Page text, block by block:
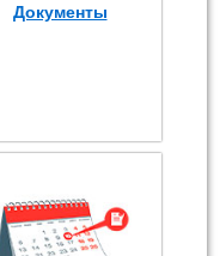
Документы